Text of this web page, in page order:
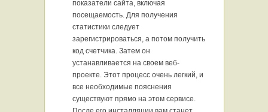
показатели сайта, включая
посещаемость. Для получения
статистики следует
зарегистрироваться, а потом получить
код счетчика. Затем он
устанавливается на своем веб-
проекте. Этот процесс очень легкий, и
все необходимые пояснения
существуют прямо на этом сервисе.